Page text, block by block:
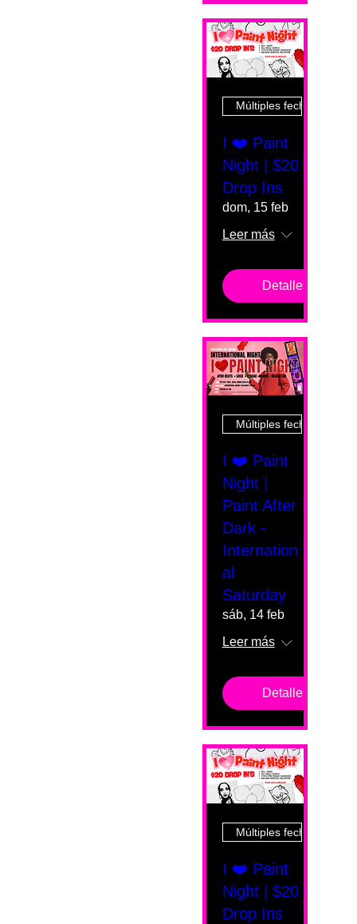
Múltiples fechas
I ❤️ Paint
Night | $20
Drop Ins
dom, 15 feb
Leer más
Detalles
Múltiples fechas
I ❤️ Paint
Night |
Paint After
Dark -
Internation
al
Saturday
sáb, 14 feb
Leer más
Detalles
Múltiples fechas
I ❤️ Paint
Night | $20
Drop Ins